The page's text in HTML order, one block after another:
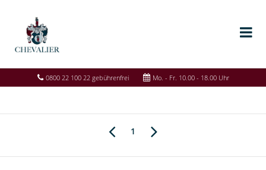
0800 22 100 22 gebührenfrei Mo. - Fr. 10.00 - 18.00 Uhr
1